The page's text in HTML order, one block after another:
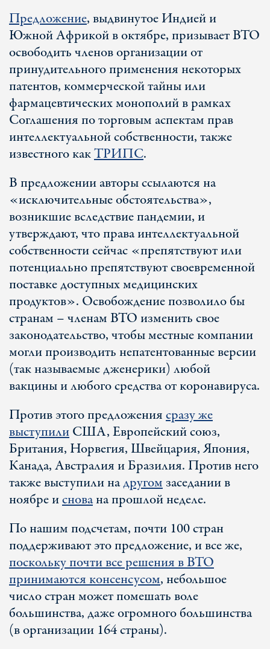
Предложение, выдвинутое Индией и
Южной Африкой в октябре, призывает ВТО
освободить членов организации от
принудительного применения некоторых
патентов, коммерческой тайны или
фармацевтических монополий в рамках
Соглашения по торговым аспектам прав
интеллектуальной собственности, также
известного какТРИПС.
В предложении авторы ссылаются на
«исключительные обстоятельства»,
возникшие вследствие пандемии, и
утверждают, что права интеллектуальной
собственности сейчас «препятствуют или
потенциально препятствуют своевременной
поставке доступных медицинских
продуктов». Освобождение позволило бы
странам – членам ВТО изменить свое
законодательство, чтобы местные компании
могли производить непатентованные версии
(так называемые дженерики) любой
вакцины и любого средства от коронавируса.
Против этого предложениясразу же
выступилиСША, Европейский союз,
Британия, Норвегия, Швейцария, Япония,
Канада, Австралия и Бразилия. Против него
также выступили надругомзаседании в
ноябре иснована прошлой неделе.
По нашим подсчетам, почти 100 стран
поддерживают это предложение, и все же,
поскольку почти все решения в ВТО
принимаются консенсусом, небольшое
число стран может помешать воле
большинства, даже огромного большинства
(в организации 164 страны).